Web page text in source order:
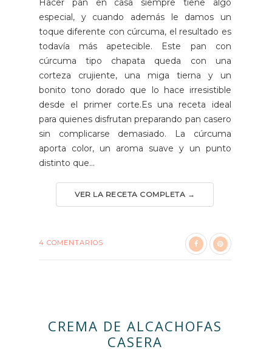
Hacer pan en casa siempre tiene algo
especial, y cuando además le damos un
toque diferente con cúrcuma, el resultado es
todavía más apetecible. Este pan con
cúrcuma tipo chapata queda con una
corteza crujiente, una miga tierna y un
bonito tono dorado que lo hace irresistible
desde el primer corte.Es una receta ideal
para quienes disfrutan preparando pan casero
sin complicarse demasiado. La cúrcuma
aporta color, un aroma suave y un punto
distinto que...
VER LA RECETA COMPLETA →
4 COMENTARIOS
CREMA DE ALCACHOFAS
CASERA